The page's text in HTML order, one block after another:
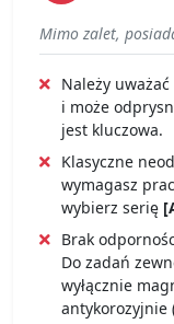
Mimo zalet,
Należy
i może
jest kluczowa.
Klasyczne
wymagasz
wybierz serię
Brak
Do zadań
wyłącznie
antykorozyjnie